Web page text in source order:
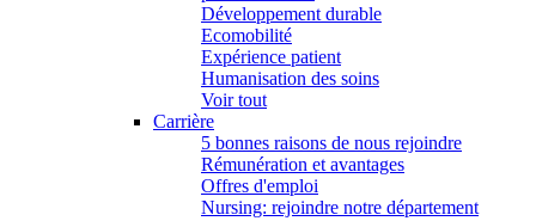
Développement durable
Ecomobilité
Expérience patient
Humanisation des soins
Voir tout
Carrière
5 bonnes raisons de nous rejoindre
Rémunération et avantages
Offres d'emploi
Nursing: rejoindre notre département